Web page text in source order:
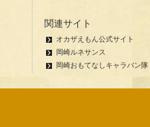
関連サイト
オカザえもん公式サイト
岡崎ルネサンス
岡崎おもてなしキャラバン隊